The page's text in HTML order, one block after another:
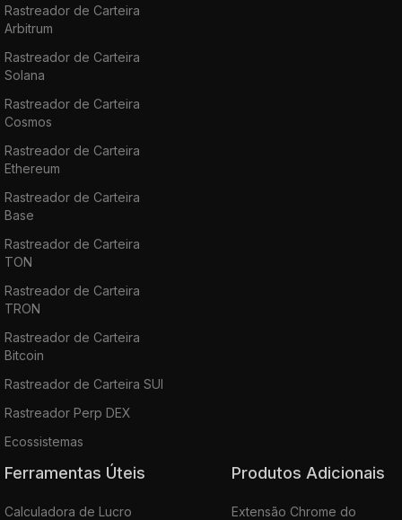
Rastreador de Carteira
Arbitrum
Rastreador de Carteira
Solana
Rastreador de Carteira
Cosmos
Rastreador de Carteira
Ethereum
Rastreador de Carteira
Base
Rastreador de Carteira
TON
Rastreador de Carteira
TRON
Rastreador de Carteira
Bitcoin
Rastreador de Carteira SUI
Rastreador Perp DEX
Ecossistemas
Ferramentas Úteis
Calculadora de Lucro
Produtos Adicionais
Extensão Chrome do